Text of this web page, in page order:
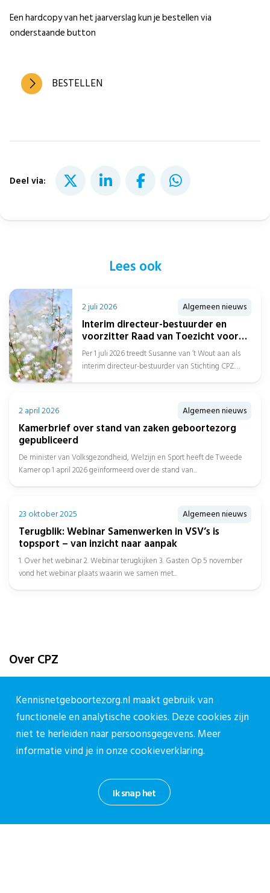
Een hardcopy van het jaarverslag kun je bestellen via
onderstaande button
BESTELLEN
Deel via:
Lees ook
2 juli 2026 Algemeen nieuws
Interim directeur-bestuurder en
voorzitter Raad van Toezicht voor
Stichting CPZ
Per 1 juli 2026 treedt Susanne van ‘t Wout aan als
interim directeur-bestuurder van Stichting CPZ.
2 april 2026 Algemeen nieuws
Kamerbrief over stand van zaken geboortezorg
gepubliceerd
De minister van Volksgezondheid, Welzijn en Sport heeft de Tweede
Kamer op 1 april 2026 geïnformeerd over de stand van...
23 oktober 2025 Algemeen nieuws
Terugblik: Webinar Samenwerken in VSV’s is
topsport – van inzicht naar aanpak
1. Over het webinar 2. Webinar terugkijken 3. Gasten Op 5 november
vond het webinar plaats waarin we samen met...
Over CPZ
Vacatures
Contact
Contact
Ik snap het
Kennisnetgeboortezorg.nl maakt gebruik van
functionele en analytische cookies. Deze cookies zijn
niet te herleiden naar persoonsgegevens. Meer
informatie vind je in onzecookieverklaring.